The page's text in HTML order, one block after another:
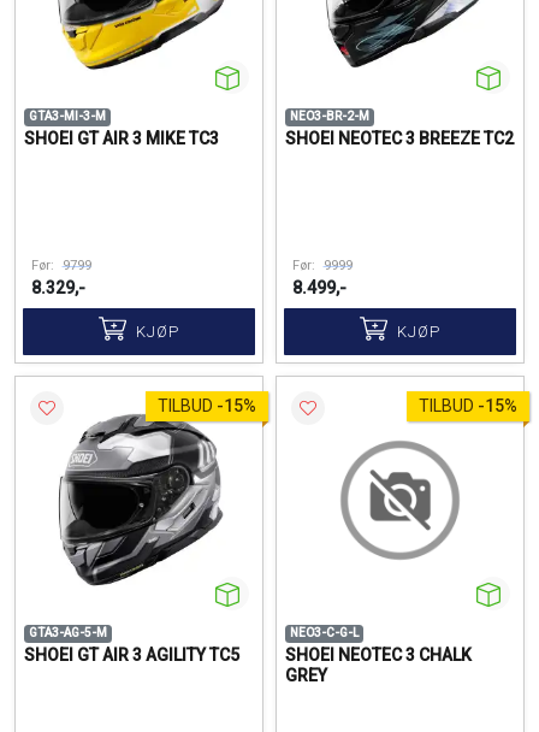
GTA3-MI-3-M
SHOEI GT AIR 3 MIKE TC3
Før: 9799
8.329,-
KJØP
NEO3-BR-2-M
SHOEI NEOTEC 3 BREEZE TC2
Før: 9999
8.499,-
KJØP
TILBUD -15%
GTA3-AG-5-M
SHOEI GT AIR 3 AGILITY TC5
TILBUD -15%
NEO3-C-G-L
SHOEI NEOTEC 3 CHALK
GREY